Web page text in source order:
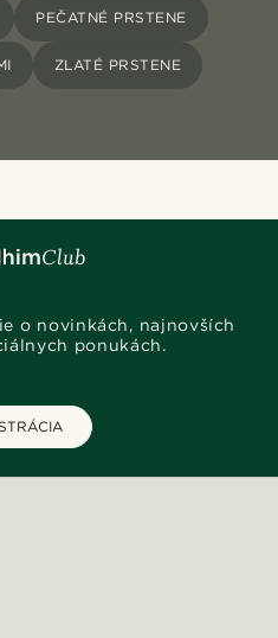
PEČATNÉ PRSTENE
ZLATÉ PRSTENE
o novinkách, najnovších
ponukách.